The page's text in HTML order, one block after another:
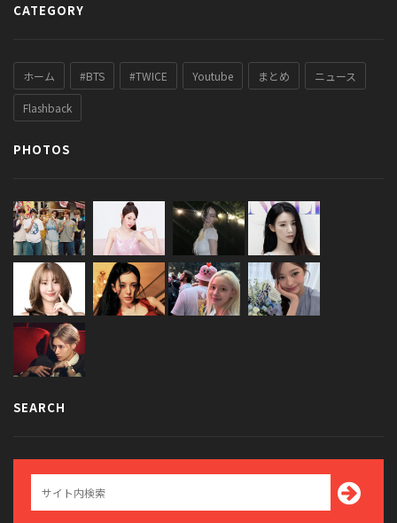
CATEGORY
ホーム #BTS #TWICE Youtube まとめ ニュース
Flashback
PHOTOS
SEARCH